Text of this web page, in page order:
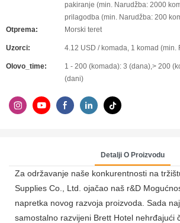
pakiranje (min. Narudžba: 2000
prilagodba (min. Narudžba: 200
Otprema:
Morski teret
Uzorci: 4.12 USD / komada, 1 komad (min.
Olovo_time:
1 - 200 (komada): 3 (dana),> 200
(dani)
Detalji O Proizvodu
Za održavanje naše konkurentnosti na
Supplies Co., Ltd. ojačao naš r&D
napretka novog razvoja proizvoda. Sada
samostalno razvijeni Brett Hotel nehrđajući